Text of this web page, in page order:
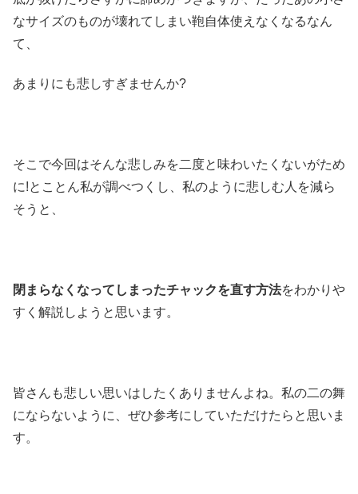
なサイズのものが壊れてしまい鞄自体使えなくなるなん
て、
あまりにも悲しすぎませんか?
そこで今回はそんな悲しみを二度と味わいたくないがため
に!とことん私が調べつくし、私のように悲しむ人を減ら
そうと、
閉まらなくなってしまったチャックを直す方法をわかりや
すく解説しようと思います。
皆さんも悲しい思いはしたくありませんよね。私の二の舞
にならないように、ぜひ参考にしていただけたらと思いま
す。